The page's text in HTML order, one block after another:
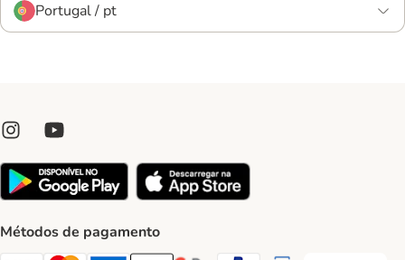
Portugal / pt
Métodos de pagamento